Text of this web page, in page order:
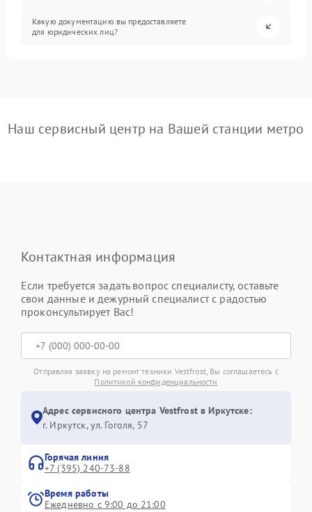
Какую документацию вы предоставляете
для юридических лиц?
Наш сервисный центр на Вашей станции метро
Контактная информация
Если требуется задать вопрос специалисту, оставьте
свои данные и дежурный специалист с радостью
проконсультирует Вас!
Отправляя заявку на ремонт техники Vestfrost, Вы соглашаетесь с
Политикой конфиденциальности
Адрес сервисного центра Vestfrost в Иркутске:
г. Иркутск, ул. ​Гоголя, 57
Горячая линия
+7 (395) 240-73-88
Время работы
Ежедневно с 9:00 до 21:00